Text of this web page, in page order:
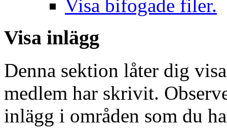
Visa bifogade filer.
Visa inlägg
Denna sektion låter dig
medlem har skrivit.
inlägg i områden som du